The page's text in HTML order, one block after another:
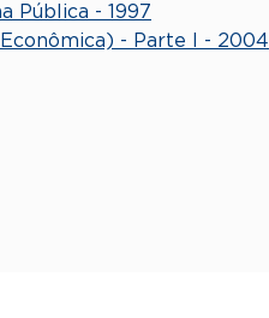
Pública - 1997
- Parte I - 2004